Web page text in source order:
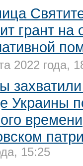
грант на
2022 года,
Украины
15:25